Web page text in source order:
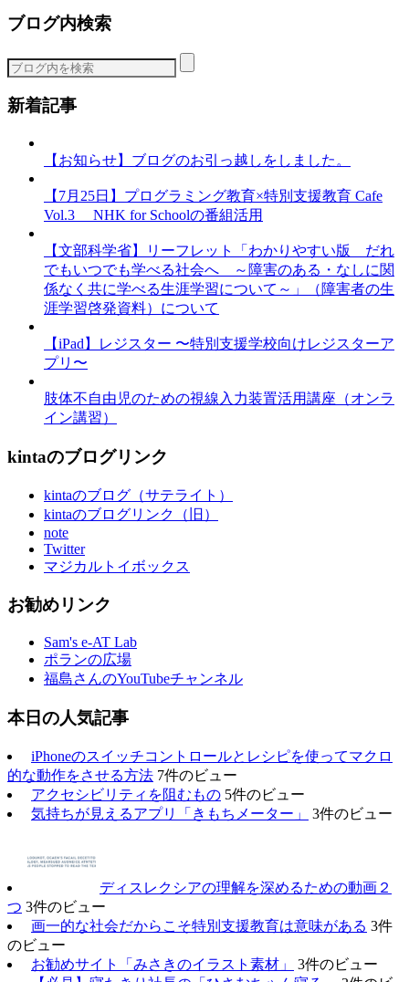
ゴ
ー
ブログ内検索
新着記事
【お知らせ】ブログのお引っ越しをしました。
【7月25日】プログラミング教育×特別支援教育 Cafe
Vol.3 NHK for Schoolの番組活用
【文部科学省】リーフレット「わかりやすい版 だれ
でもいつでも学べる社会へ ～障害のある・なしに関
係なく共に学べる生涯学習について～」（障害者の生
涯学習啓発資料）について
【iPad】レジスター 〜特別支援学校向けレジスターア
プリ〜
肢体不自由児のための視線入力装置活用講座（オンラ
イン講習）
kintaのブログリンク
kintaのブログ（サテライト）
kintaのブログリンク（旧）
note
Twitter
マジカルトイボックス
お勧めリンク
Sam's e-AT Lab
ポランの広場
福島さんのYouTubeチャンネル
本日の人気記事
iPhoneのスイッチコントロールとレシピを使ってマクロ
的な動作をさせる方法 7件のビュー
アクセシビリティを阻むもの 5件のビュー
気持ちが見えるアプリ「きもちメーター」
3件のビュー
ディスレクシアの理解を深めるための動画２
つ 3件のビュー
画一的な社会だからこそ特別支援教育は意味がある 3件
のビュー
お勧めサイト「みさきのイラスト素材」
3件のビュー